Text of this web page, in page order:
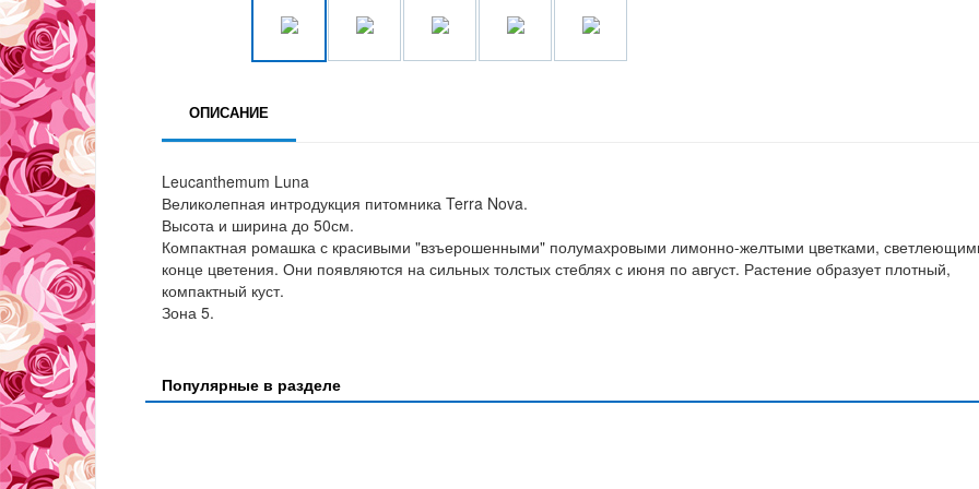
ОПИСАНИЕ
Leucanthemum Luna
Великолепная интродукция питомника Terra Nova.
Высота и ширина до 50см.
Компактная ромашка с красивыми "взъерошенными" полумахровыми лимонно-желтыми цветками,
конце цветения. Они появляются на сильных толстых стеблях с июня по август. Растение образует плотный,
компактный куст.
Зона 5.
Популярные в разделе